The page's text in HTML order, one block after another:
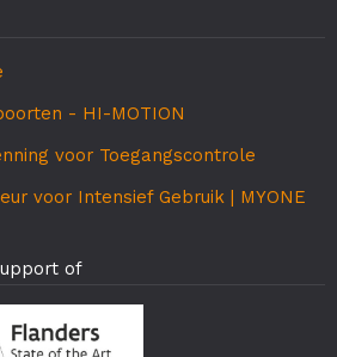
- HI-MOTION
voor Toegangscontrole
voor Intensief Gebruik | MYONE
of